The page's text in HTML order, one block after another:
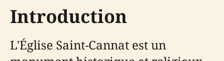
Introduction
L'Église Saint-Cannat est un